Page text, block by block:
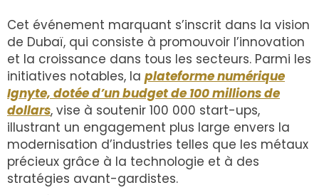
Cet événement marquant s’inscrit dans la vision
de Dubaï, qui consiste à promouvoir l’innovation
et la croissance dans tous les secteurs. Parmi les
initiatives notables, la plateforme numérique
Ignyte, dotée d’un budget de 100 millions de
dollars, vise à soutenir 100 000 start-ups,
illustrant un engagement plus large envers la
modernisation d’industries telles que les métaux
précieux grâce à la technologie et à des
stratégies avant-gardistes.